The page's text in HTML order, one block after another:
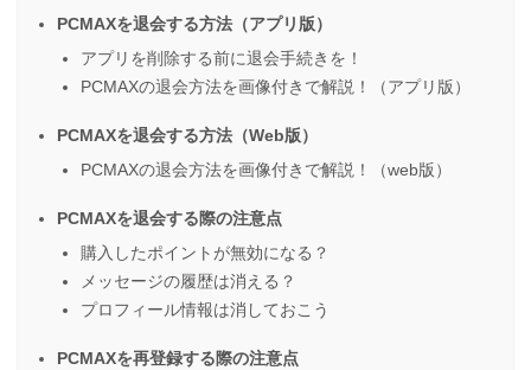
PCMAXを退会する方法（アプリ版）
アプリを削除する前に退会手続きを！
PCMAXの退会方法を画像付きで解説！（アプリ版）
PCMAXを退会する方法（Web版）
PCMAXの退会方法を画像付きで解説！（web版）
PCMAXを退会する際の注意点
購入したポイントが無効になる？
メッセージの履歴は消える？
プロフィール情報は消しておこう
PCMAXを再登録する際の注意点